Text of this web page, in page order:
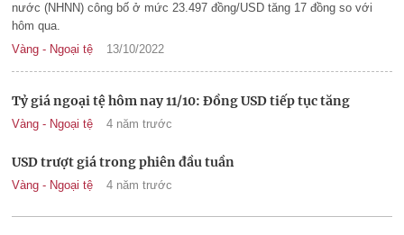
nước (NHNN) công bố ở mức 23.497 đồng/USD tăng 17 đồng so với
hôm qua.
Vàng - Ngoại tệ
13/10/2022
Tỷ giá ngoại tệ hôm nay 11/10: Đồng USD tiếp tục tăng
Vàng - Ngoại tệ 4 năm trước
USD trượt giá trong phiên đầu tuần
Vàng - Ngoại tệ 4 năm trước